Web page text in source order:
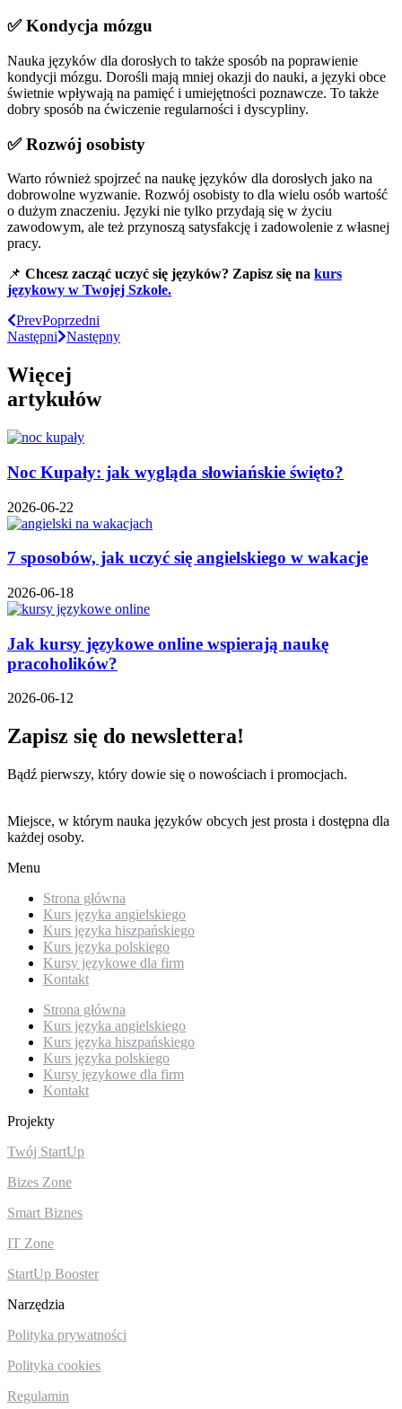
✅ Kondycja mózgu
Nauka języków dla dorosłych to także sposób na poprawienie
kondycji mózgu. Dorośli mają mniej okazji do nauki, a języki obce
świetnie wpływają na pamięć i umiejętności poznawcze. To także
dobry sposób na ćwiczenie regularności i dyscypliny.
✅ Rozwój osobisty
Warto również spojrzeć na naukę języków dla dorosłych jako na
dobrowolne wyzwanie. Rozwój osobisty to dla wielu osób wartość
o dużym znaczeniu. Języki nie tylko przydają się w życiu
zawodowym, ale też przynoszą satysfakcję i zadowolenie z własnej
pracy.
📌 Chcesz zacząć uczyć się języków? Zapisz się na kurs
językowy w Twojej Szkole.
PrevPoprzedni
Następni
Następny
Więcej
artykułów
Noc Kupały: jak wygląda słowiańskie święto?
2026-06-22
7 sposobów, jak uczyć się angielskiego w wakacje
2026-06-18
Jak kursy językowe online wspierają naukę
pracoholików?
2026-06-12
Zapisz się do newslettera!
Bądź pierwszy, który dowie się o nowościach i promocjach.
Miejsce, w którym nauka języków obcych jest prosta i dostępna dla
każdej osoby.
Menu
Strona główna
Kurs języka angielskiego
Kurs języka hiszpańskiego
Kurs języka polskiego
Kursy językowe dla firm
Kontakt
Strona główna
Kurs języka angielskiego
Kurs języka hiszpańskiego
Kurs języka polskiego
Kursy językowe dla firm
Kontakt
Projekty
Twój StartUp
Bizes Zone
Smart Biznes
IT Zone
StartUp Booster
Narzędzia
Polityka prywatności
Polityka cookies
Regulamin